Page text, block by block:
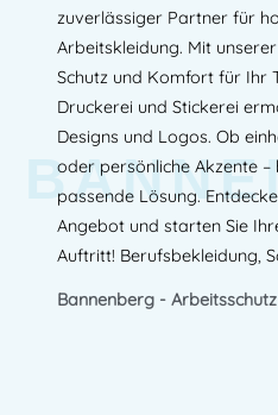
zuverlässiger Partner für
Arbeitskleidung. Mit
Schutz und Komfort für Ihr
Druckerei und Stickerei
Designs und Logos. Ob
oder persönliche Akzente –
passende Lösung.
Angebot und starten Sie
Auftritt! Berufsbekleidung,
Bannenberg -